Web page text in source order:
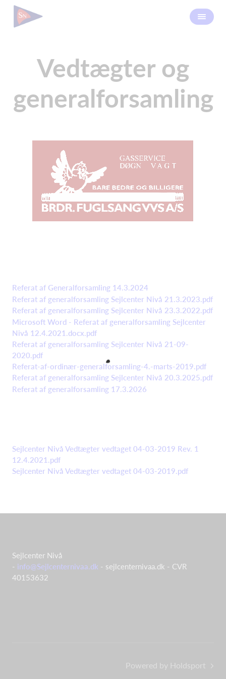
Vedtægter og
generalforsamling
Referat af Generalforsamling 14.3.2024
Referat af generalforsamling Sejlcenter Nivå 21.3.2023.pdf
Referat af generalforsamling Sejlcenter Nivå 23.3.2022.pdf
Microsoft Word - Referat af generalforsamling Sejlcenter
Nivå 12.4.2021.docx.pdf
Referat af generalforsamling Sejlcenter Nivå 21-09-
2020.pdf
Referat-af-ordinær-generalforsamling-4.-marts-2019.pdf
Referat af generalforsamling Sejlcenter Nivå 20.3.2025.pdf
Referat af generalforsamling 17.3.2026
Sejlcenter Nivå Vedtægter vedtaget 04-03-2019 Rev. 1
12.4.2021.pdf
Sejlcenter Nivå Vedtægter vedtaget 04-03-2019.pdf
Sejlcenter Nivå
- info@Sejlcenternivaa.dk - sejlcenternivaa.dk - CVR
40153632
Powered by Holdsport